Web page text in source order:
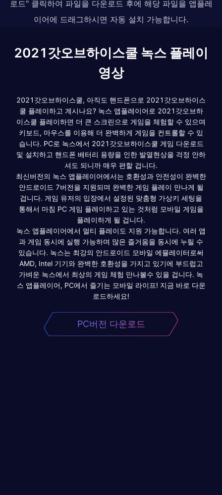
로드" 클릭하여 파일을 다운로드 후에 해당 파일을 앱플레
이어에 드래그하시면 자동 설치 가능합니다.
2021갓오브하이스쿨 녹스 플레이
영상
2021갓오브하이스쿨, 아직도 핸드폰으로 2021갓오브하이스
쿨 플레이하고 계시나요? 녹스 앱플레이어로 2021갓오브하
이스쿨 플레이하면 더 큰 스크린으로 게임을 체험할 수 있으며
키보드, 마우스를 이용해 더 완벽하게 게임을 컨트롤할 수 있
습니다. PC로 녹스에서 2021갓오브하이스쿨 게임 다운로드
및 설치하고 핸드폰 배터리 용량을 인한 발열현상을 걱정 안하
셔도 되니까 매우 편할 겁니다.
최신버전의 녹스 앱플레이어에서는 호환성과 안전성이 완벽한
안드로이드 7버전을 지원되며 완벽한 게임 플레이 만나게 될
겁니다. 게임 유저의 입장에서 설정된 맞춤형 가상키 세팅을
통해서 마침 PC 게임 플레이하고 있는 것처럼 모바일 게임을
플레이하게 될 겁니다.
녹스 앱플레이어에서 멀티 플레이도 지원 가능합니다. 여러 앱
과 게임 동시에 실행 가능하며 많은 즐거움을 동시에 누릴 수
있습니다. 녹스는 최강의 안드로이드 모바일 에뮬레이터로써
AMD, Intel 기기와 완벽한 호환성을 가지고 있기에 부드럽고
가벼운 녹스에서 최상의 게임 체험 만나볼수 있을 겁니다. 녹
스 앱플레이어, PC에서 즐기는 모바일 라이프! 지금 바로 다운
로드하세요!
PC버전 다운로드